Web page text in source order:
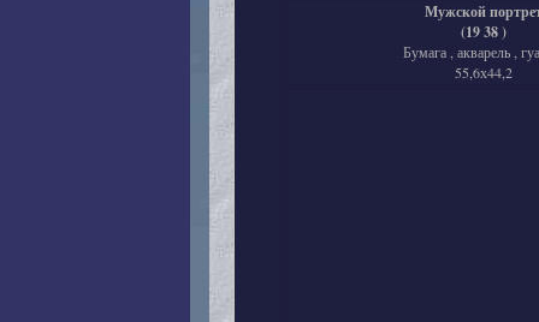
Мужской
(19 38 )
Бумага , акварель ,
55,6х44,2